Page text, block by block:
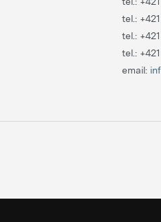
tel.:
tel.:
tel.:
email: